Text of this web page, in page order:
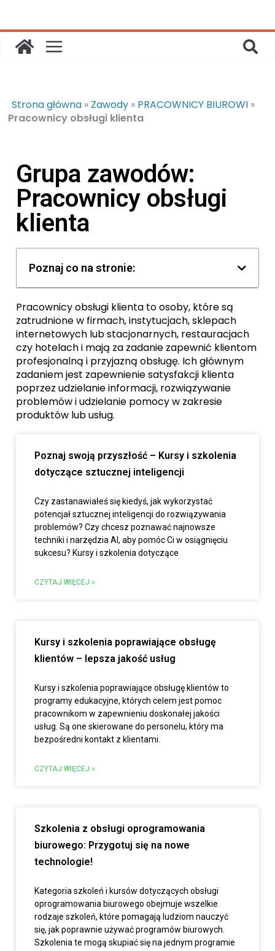
Strona główna » Zawody » PRACOWNICY BIUROWI »
Pracownicy obsługi klienta
Grupa zawodów:
Pracownicy obsługi
klienta
Poznaj co na stronie:
Pracownicy obsługi klienta to osoby, które są
zatrudnione w firmach, instytucjach, sklepach
internetowych lub stacjonarnych, restauracjach
czy hotelach i mają za zadanie zapewnić klientom
profesjonalną i przyjazną obsługę. Ich głównym
zadaniem jest zapewnienie satysfakcji klienta
poprzez udzielanie informacji, rozwiązywanie
problemów i udzielanie pomocy w zakresie
produktów lub usług.
Poznaj swoją przyszłość – Kursy i szkolenia
dotyczące sztucznej inteligencji
Czy zastanawiałeś się kiedyś, jak wykorzystać
potencjał sztucznej inteligencji do rozwiązywania
problemów? Czy chcesz poznawać najnowsze
techniki i narzędzia AI, aby pomóc Ci w osiągnięciu
sukcesu? Kursy i szkolenia dotyczące
CZYTAJ WIĘCEJ »
Kursy i szkolenia poprawiające obsługę
klientów – lepsza jakość usług
Kursy i szkolenia poprawiające obsługę klientów to
programy edukacyjne, których celem jest pomoc
pracownikom w zapewnieniu doskonałej jakości
usług. Są one skierowane do personelu, który ma
bezpośredni kontakt z klientami.
CZYTAJ WIĘCEJ »
Szkolenia z obsługi oprogramowania
biurowego: Przygotuj się na nowe
technologie!
Kategoria szkoleń i kursów dotyczących obsługi
oprogramowania biurowego obejmuje wszelkie
rodzaje szkoleń, które pomagają ludziom nauczyć
się, jak poprawnie używać programów biurowych.
Szkolenia te mogą skupiać się na jednym programie